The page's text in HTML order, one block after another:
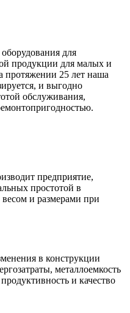
для
продукции для малых и
протяжении 25 лет наша
и выгодно
обслуживания,
предприятие,
простотой в
и размерами при
в конструкции
металлоемкость
и качество